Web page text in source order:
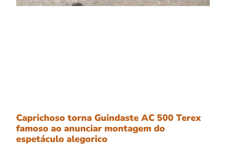
Caprichoso torna Guindaste AC 500 Terex
famoso ao anunciar montagem do
espetáculo alegorico